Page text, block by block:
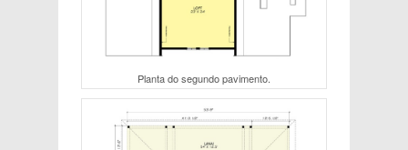
Planta do segundo pavimento.